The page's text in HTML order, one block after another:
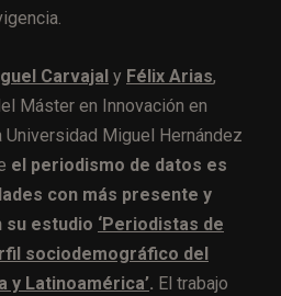
Carvajal y Félix Arias,
Máster en Innovación en
Miguel Hernández
el periodismo de datos es
con más presente y
su estudio ‘Periodistas de
sociodemográfico del
y Latinoamérica’. El trabajo